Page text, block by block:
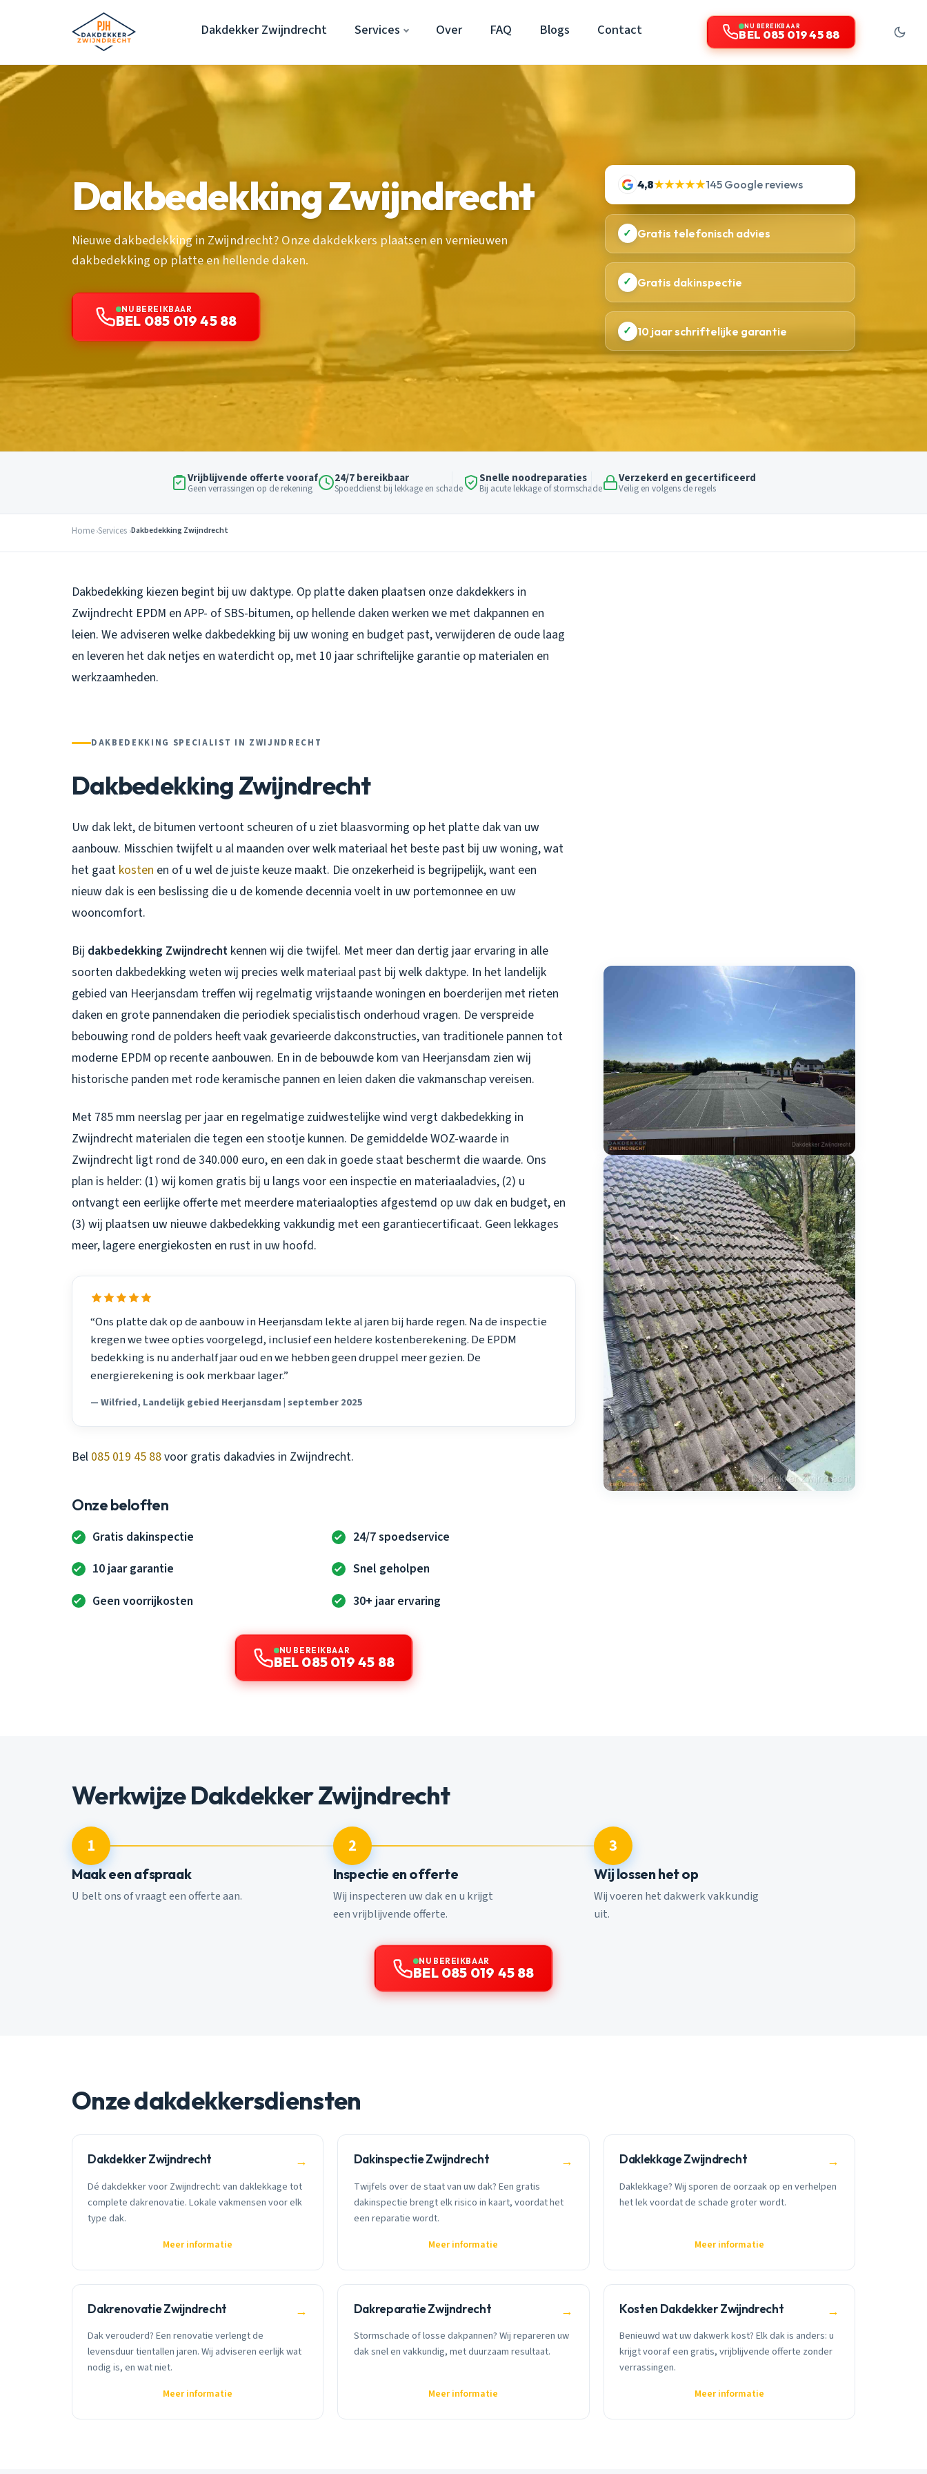
Dakdekker Zwijndrecht Services Over FAQ Blogs Contact NU BEREIKBAAR
BEL 085 019 45 88
Dakbedekking Zwijndrecht
Nieuwe dakbedekking in Zwijndrecht? Onze dakdekkers plaatsen en vernieuwen
dakbedekking op platte en hellende daken.
NU BEREIKBAAR
BEL 085 019 45 88
4,8★★★★★145 Google reviews
✓ Gratis telefonisch advies
✓ Gratis dakinspectie
✓ 10 jaar schriftelijke garantie
Vrijblijvende offerte vooraf
Geen verrassingen op de rekening
24/7 bereikbaar
Spoeddienst bij lekkage en schade
Snelle noodreparaties
Bij acute lekkage of stormschade
Verzekerd en gecertificeerd
Veilig en volgens de regels
Home Services Dakbedekking Zwijndrecht
Dakbedekking kiezen begint bij uw daktype. Op platte daken plaatsen onze dakdekkers in
Zwijndrecht EPDM en APP- of SBS-bitumen, op hellende daken werken we met dakpannen en
leien. We adviseren welke dakbedekking bij uw woning en budget past, verwijderen de oude laag
en leveren het dak netjes en waterdicht op, met 10 jaar schriftelijke garantie op materialen en
werkzaamheden.
DAKBEDEKKING SPECIALIST IN ZWIJNDRECHT
Dakbedekking Zwijndrecht
Uw dak lekt, de bitumen vertoont scheuren of u ziet blaasvorming op het platte dak van uw
aanbouw. Misschien twijfelt u al maanden over welk materiaal het beste past bij uw woning, wat
het gaat kosten en of u wel de juiste keuze maakt. Die onzekerheid is begrijpelijk, want een
nieuw dak is een beslissing die u de komende decennia voelt in uw portemonnee en uw
wooncomfort.
Bij dakbedekking Zwijndrecht kennen wij die twijfel. Met meer dan dertig jaar ervaring in alle
soorten dakbedekking weten wij precies welk materiaal past bij welk daktype. In het landelijk
gebied van Heerjansdam treffen wij regelmatig vrijstaande woningen en boerderijen met rieten
daken en grote pannendaken die periodiek specialistisch onderhoud vragen. De verspreide
bebouwing rond de polders heeft vaak gevarieerde dakconstructies, van traditionele pannen tot
moderne EPDM op recente aanbouwen. En in de bebouwde kom van Heerjansdam zien wij
historische panden met rode keramische pannen en leien daken die vakmanschap vereisen.
Met 785 mm neerslag per jaar en regelmatige zuidwestelijke wind vergt dakbedekking in
Zwijndrecht materialen die tegen een stootje kunnen. De gemiddelde WOZ-waarde in
Zwijndrecht ligt rond de 340.000 euro, en een dak in goede staat beschermt die waarde. Ons
plan is helder: (1) wij komen gratis bij u langs voor een inspectie en materiaaladvies, (2) u
ontvangt een eerlijke offerte met meerdere materiaalopties afgestemd op uw dak en budget, en
(3) wij plaatsen uw nieuwe dakbedekking vakkundig met een garantiecertificaat. Geen lekkages
meer, lagere energiekosten en rust in uw hoofd.
“Ons platte dak op de aanbouw in Heerjansdam lekte al jaren bij harde regen. Na de inspectie
kregen we twee opties voorgelegd, inclusief een heldere kostenberekening. De EPDM
bedekking is nu anderhalf jaar oud en we hebben geen druppel meer gezien. De
energierekening is ook merkbaar lager.”
— Wilfried, Landelijk gebied Heerjansdam | september 2025
Bel 085 019 45 88voor gratis dakadvies in Zwijndrecht.
Onze beloften
Gratis dakinspectie
24/7 spoedservice
10 jaar garantie
Snel geholpen
Geen voorrijkosten
30+ jaar ervaring
NU BEREIKBAAR
BEL 085 019 45 88
Werkwijze Dakdekker Zwijndrecht
1
Maak een afspraak
U belt ons of vraagt een offerte aan.
2
Inspectie en offerte
Wij inspecteren uw dak en u krijgt
een vrijblijvende offerte.
3
Wij lossen het op
Wij voeren het dakwerk vakkundig
uit.
NU BEREIKBAAR
BEL 085 019 45 88
Onze dakdekkersdiensten
Dakdekker Zwijndrecht →
Dé dakdekker voor Zwijndrecht: van daklekkage tot
complete dakrenovatie. Lokale vakmensen voor elk
type dak.
Meer informatie
Dakinspectie Zwijndrecht →
Twijfels over de staat van uw dak? Een gratis
dakinspectie brengt elk risico in kaart, voordat het
een reparatie wordt.
Meer informatie
Daklekkage Zwijndrecht →
Daklekkage? Wij sporen de oorzaak op en verhelpen
het lek voordat de schade groter wordt.
Meer informatie
Dakrenovatie Zwijndrecht →
Dak verouderd? Een renovatie verlengt de
levensduur tientallen jaren. Wij adviseren eerlijk wat
nodig is, en wat niet.
Meer informatie
Dakreparatie Zwijndrecht →
Stormschade of losse dakpannen? Wij repareren uw
dak snel en vakkundig, met duurzaam resultaat.
Meer informatie
Kosten Dakdekker Zwijndrecht →
Benieuwd wat uw dakwerk kost? Elk dak is anders: u
krijgt vooraf een gratis, vrijblijvende offerte zonder
verrassingen.
Meer informatie